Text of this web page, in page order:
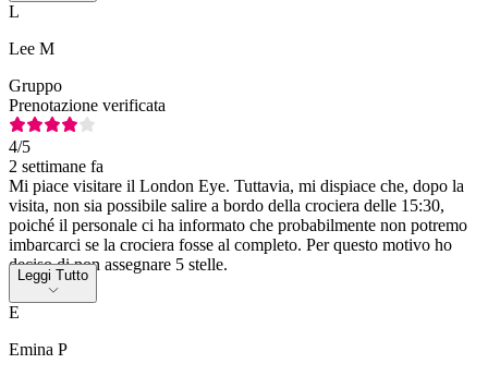
L
Lee M
Gruppo
Prenotazione verificata
4/5
2 settimane fa
Mi piace visitare il London Eye. Tuttavia, mi dispiace che, dopo la
visita, non sia possibile salire a bordo della crociera delle 15:30,
poiché il personale ci ha informato che probabilmente non potremo
imbarcarci se la crociera fosse al completo. Per questo motivo ho
deciso di non assegnare 5 stelle.
Leggi Tutto
E
Emina P